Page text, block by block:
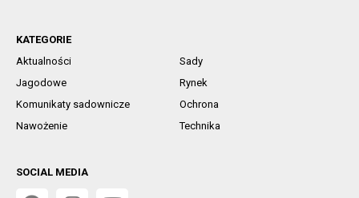
KATEGORIE
Aktualności
Sady
Jagodowe
Rynek
Komunikaty sadownicze
Ochrona
Nawożenie
Technika
SOCIAL MEDIA